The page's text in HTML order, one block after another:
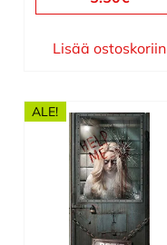
Lisää ostoskoriin
ALE!